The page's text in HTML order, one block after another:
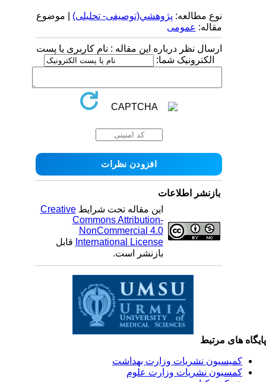
نوع مطالعه:پژوهشي(توصیفی- تحلیلی) | موضوع
مقاله:عمومى
ارسال نظر درباره این مقاله : نام کاربری یا پست
الکترونیک شما:
بازنشر اطلاعات
این مقاله تحت شرایطCreative
Commons Attribution-
NonCommercial 4.0
International Licenseقابل
بازنشر است.
های مرتبط
کمیسیون نشریات وزارت بهداشت
کمسیون نشریات وزارت علوم